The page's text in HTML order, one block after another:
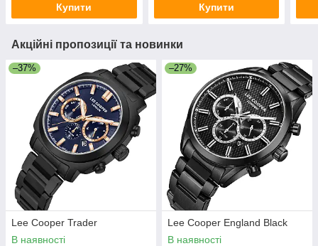
Купити Купити
Акційні пропозиції та новинки
–37%
Lee Cooper Trader
В наявності
–27%
Lee Cooper England Black
В наявності